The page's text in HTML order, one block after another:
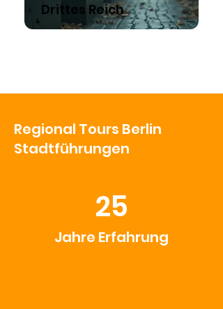
Drittes Reich
Regional Tours Berlin
Stadtführungen
25
Jahre Erfahrung